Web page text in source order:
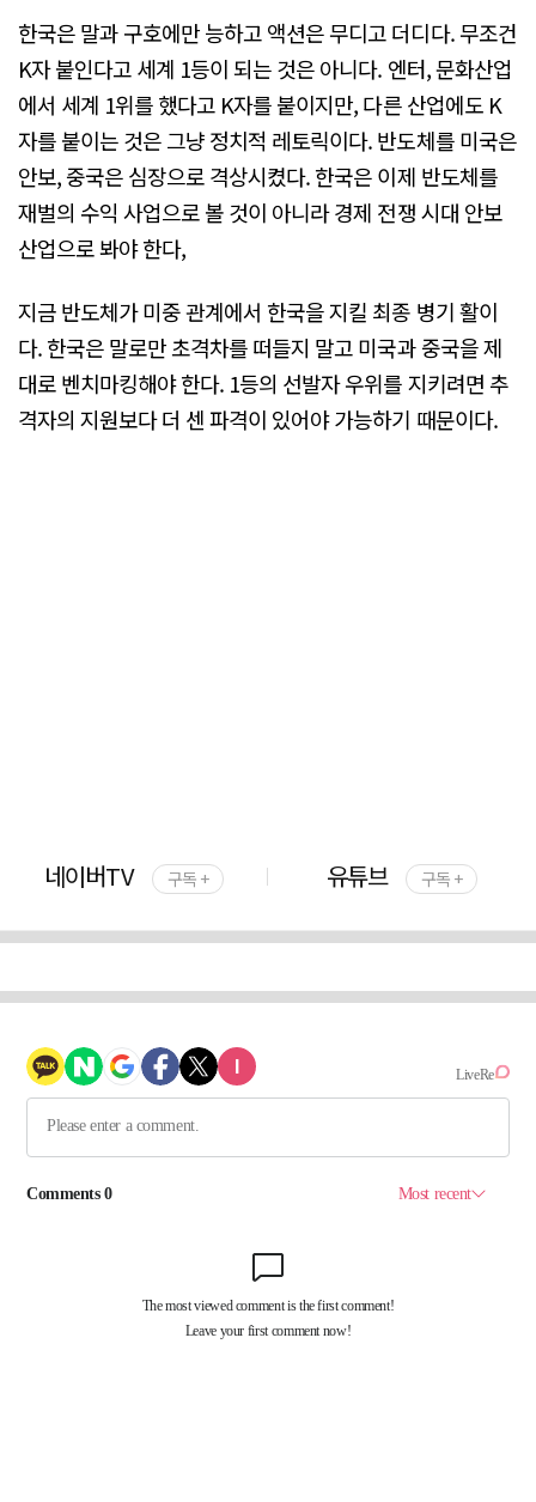
한국은 말과 구호에만 능하고 액션은 무디고 더디다. 무조건
K자 붙인다고 세계 1등이 되는 것은 아니다. 엔터, 문화산업
에서 세계 1위를 했다고 K자를 붙이지만, 다른 산업에도 K
자를 붙이는 것은 그냥 정치적 레토릭이다. 반도체를 미국은
안보, 중국은 심장으로 격상시켰다. 한국은 이제 반도체를
재벌의 수익 사업으로 볼 것이 아니라 경제 전쟁 시대 안보
산업으로 봐야 한다,
지금 반도체가 미중 관계에서 한국을 지킬 최종 병기 활이
다. 한국은 말로만 초격차를 떠들지 말고 미국과 중국을 제
대로 벤치마킹해야 한다. 1등의 선발자 우위를 지키려면 추
격자의 지원보다 더 센 파격이 있어야 가능하기 때문이다.
네이버TV 구독 + 유튜브 구독 +